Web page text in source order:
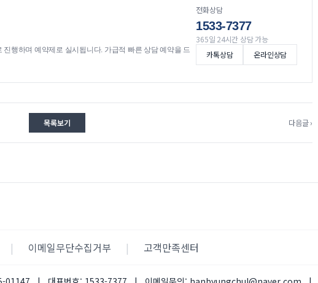
행하며 예약제로 실시됩니다. 가급적 빠른 상담 예약을 드
전화상담
1533-7377
365일 24시간 상담 가능
카톡상담
온라인상담
목록보기 다음글 ›
| 이메일무단수집거부 | 고객만족센터